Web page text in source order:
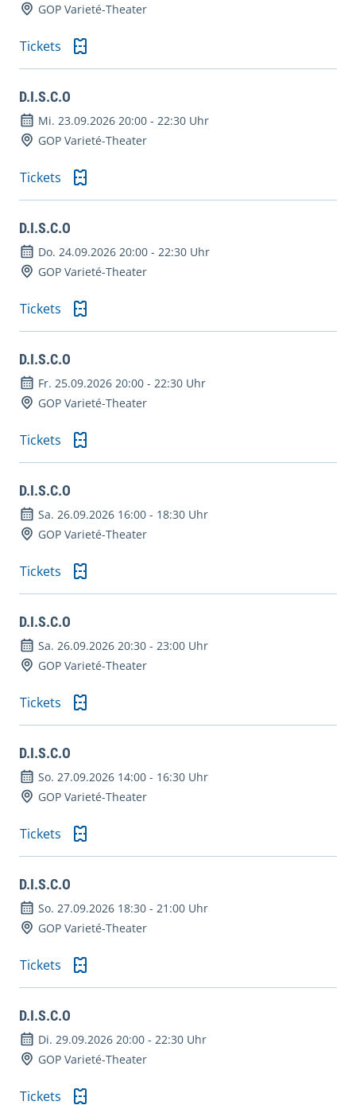
GOP Varieté-Theater
Tickets
D.I.S.C.O
Mi. 23.09.2026 20:00 - 22:30 Uhr
GOP Varieté-Theater
Tickets
D.I.S.C.O
Do. 24.09.2026 20:00 - 22:30 Uhr
GOP Varieté-Theater
Tickets
D.I.S.C.O
Fr. 25.09.2026 20:00 - 22:30 Uhr
GOP Varieté-Theater
Tickets
D.I.S.C.O
Sa. 26.09.2026 16:00 - 18:30 Uhr
GOP Varieté-Theater
Tickets
D.I.S.C.O
Sa. 26.09.2026 20:30 - 23:00 Uhr
GOP Varieté-Theater
Tickets
D.I.S.C.O
So. 27.09.2026 14:00 - 16:30 Uhr
GOP Varieté-Theater
Tickets
D.I.S.C.O
So. 27.09.2026 18:30 - 21:00 Uhr
GOP Varieté-Theater
Tickets
D.I.S.C.O
Di. 29.09.2026 20:00 - 22:30 Uhr
GOP Varieté-Theater
Tickets